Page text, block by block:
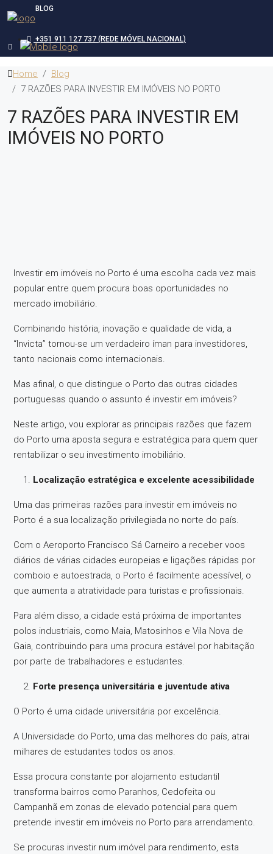
BLOG
+351 911 127 737 (REDE MÓVEL NACIONAL)
Home
Blog
7 RAZÕES PARA INVESTIR EM IMÓVEIS NO PORTO
7 RAZÕES PARA INVESTIR EM
IMÓVEIS NO PORTO
Investir em imóveis no Porto é uma escolha cada vez mais
popular entre quem procura boas oportunidades no
mercado imobiliário.
Combinando história, inovação e qualidade de vida, a
“Invicta” tornou-se um verdadeiro íman para investidores,
tanto nacionais como internacionais.
Mas afinal, o que distingue o Porto das outras cidades
portuguesas quando o assunto é investir em imóveis?
Neste artigo, vou explorar as principais razões que fazem
do Porto uma aposta segura e estratégica para quem quer
rentabilizar o seu investimento imobiliário.
Localização estratégica e excelente acessibilidade
Uma das primeiras razões para investir em imóveis no
Porto é a sua localização privilegiada no norte do país.
Com o Aeroporto Francisco Sá Carneiro a receber voos
diários de várias cidades europeias e ligações rápidas por
comboio e autoestrada, o Porto é facilmente acessível, o
que aumenta a atratividade para turistas e profissionais.
Para além disso, a cidade está próxima de importantes
polos industriais, como Maia, Matosinhos e Vila Nova de
Gaia, contribuindo para uma procura estável por habitação
por parte de trabalhadores e estudantes.
Forte presença universitária e juventude ativa
O Porto é uma cidade universitária por excelência.
A Universidade do Porto, uma das melhores do país, atrai
milhares de estudantes todos os anos.
Essa procura constante por alojamento estudantil
transforma bairros como Paranhos, Cedofeita ou
Campanhã em zonas de elevado potencial para quem
pretende investir em imóveis no Porto para arrendamento.
Se procuras investir num imóvel para rendimento, esta